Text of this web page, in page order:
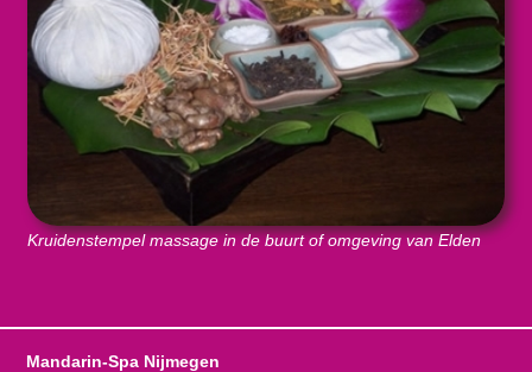
Kruidenstempel massage in de buurt of omgeving van Elden
Mandarin-Spa Nijmegen